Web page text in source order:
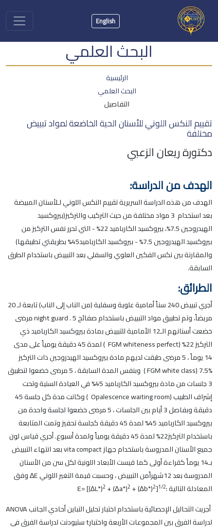
English
البحث العلمي
الرئيسية
البحث العلمي
التفاصيل
تقييم النكس اللوني للأسنان الحية الخاضعة لمواد تبييض
مختلفة
دكتورة ريعان الزعبي
الهدف من الدراسة:
الهدف من هذه الدراسة السريرية تقييم النكس اللوني لـلأسنان المبيضة
بعد استخدام 3 مواد مختلفة من حيث التركيب والتركيز(بيروكسيد
الهيدروجين 7.5%، بيروكسيد الكارباميد 22% - التي تحرر نفس التركيز من
بيروكسيد الهيدروجين 7.5% - بيروكسيد الكارباميد45% بطريقتي تطبيقها)
والمقارنة بين نكس الفكين العلوي والسفلي بعد التبييض باستخدام الطرق
السابقة.
الطرائق:
أجري تبييض 240 سناً أمامية علوية وسفلية (من الناب إلى الناب) تابعة لـ 20
مريضاً، وتم تطبيق مواد التبييض باستخدام صفائح night guard . 5 مرضى
خضعت أسنانهم الـ12 الأمامية للتبييض بمادة بيروكسيد الكارباميد ذي
التركيز 22% (FGM whiteness perfect ) لمدة 45 دقيقة يومياً على مدى
14 يوماً ، 5 مرضى طبقت لديهم مادة بيروكسيد الهيدروجين ذات التركيز
%7.5 (FGM white class ) وبنفس المدة السابقة ، 5 مرضى خضعوا لتطبيق
3 جلسات من مادة بيروكسيد الكارباميد 45% في العيادة السنية وتحت
إشراف الطبيب (Opalescence waiting room ) وكانت مدة كل جلسة 45
دقيقة وبفاصل 3 أيام بين الجلسات ، 5 مرضى خضعوا لجلسة واحدة من
بيروكسيد الكارباميد 45% لمدة 45 دقيقة كجلسة تحفيز وتمت المتابعة
باستخدام التركيز22% لمدة 45 دقيقة يومياً ولمدة أسبوع. أجري قياس لون
جميع الأسنان المدروسة باستخدام جهاز vita compact بعد انتهاء التبييض
بـ14 يوماً كقراءة أولى كما قيست الأبعاد اللونية لكل سن من الأسنان
المدروسة بعد 12شهراًمن التبييض ، وحسبت قيمة التغير اللوني ΔE وفق
المعادلة التالية :E= [(∆L*)
2 + (∆a*)2 + (∆b*)2]1/2
أجريت التحاليل الإحصائية باستخدام اختبار تحليل التباين أحادي الجانب ANOVA
لدراسة الفرق بين المجموعات الأربعة واختبارt ستيودنت لدراسة الفرق في